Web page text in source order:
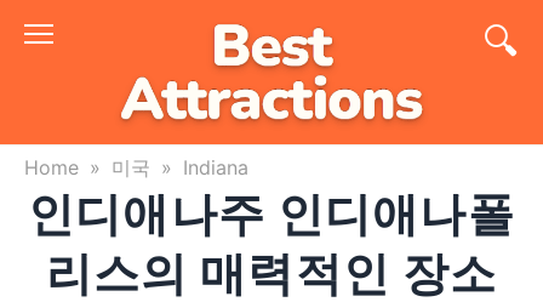
Skip
Home » 미국 » Indiana
인디애나주 인디애나폴
리스의 매력적인 장소